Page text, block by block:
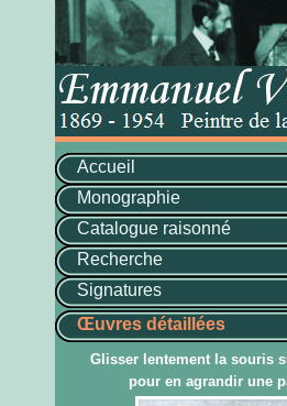
Accueil
Monographie
Catalogue raisonné
Recherche
Signatures
Œuvres détaillées
Glisser lentement la souris
pour en agrandir une